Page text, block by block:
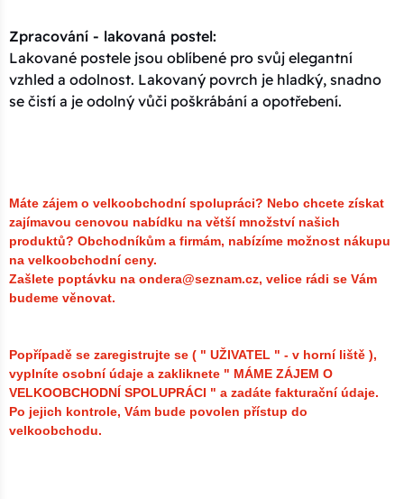
Zpracování - lakovaná postel:
Lakované postele jsou oblíbené pro svůj elegantní
vzhled a odolnost. Lakovaný povrch je hladký, snadno
se čistí a je odolný vůči poškrábání a opotřebení.
Máte zájem o velkoobchodní spolupráci? Nebo chcete získat
zajímavou cenovou nabídku na větší množství našich
produktů? Obchodníkům a firmám, nabízíme možnost nákupu
na velkoobchodní ceny.
Zašlete poptávku na ondera@seznam.cz, velice rádi se Vám
budeme věnovat.
Popřípadě se zaregistrujte se ( " UŽIVATEL " - v horní liště ),
vyplníte osobní údaje a zakliknete " MÁME ZÁJEM O
VELKOOBCHODNÍ SPOLUPRÁCI " a zadáte fakturační údaje.
Po jejich kontrole, Vám bude povolen přístup do
velkoobchodu.